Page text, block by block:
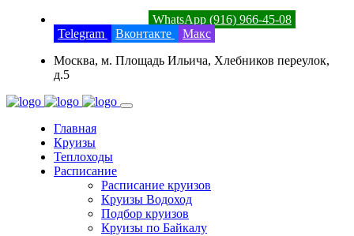
WhatsApp (916) 966-45-08
Telegram
Вконтакте
Макс
Москва, м. Площадь Ильича, Хлебников переулок,
д.5
Главная
Круизы
Теплоходы
Расписание
Расписание круизов
Круизы Водоход
Подбор круизов
Круизы по Байкалу